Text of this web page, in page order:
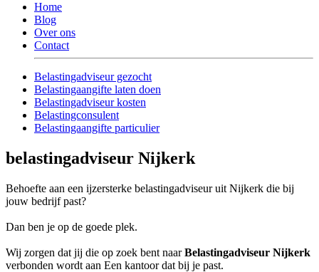
Home
Blog
Over ons
Contact
Belastingadviseur gezocht
Belastingaangifte laten doen
Belastingadviseur kosten
Belastingconsulent
Belastingaangifte particulier
belastingadviseur Nijkerk
Behoefte aan een ijzersterke belastingadviseur uit Nijkerk die bij
jouw bedrijf past?
Dan ben je op de goede plek.
Wij zorgen dat jij die op zoek bent naarBelastingadviseur Nijkerk
verbonden wordt aan Een kantoor dat bij je past.